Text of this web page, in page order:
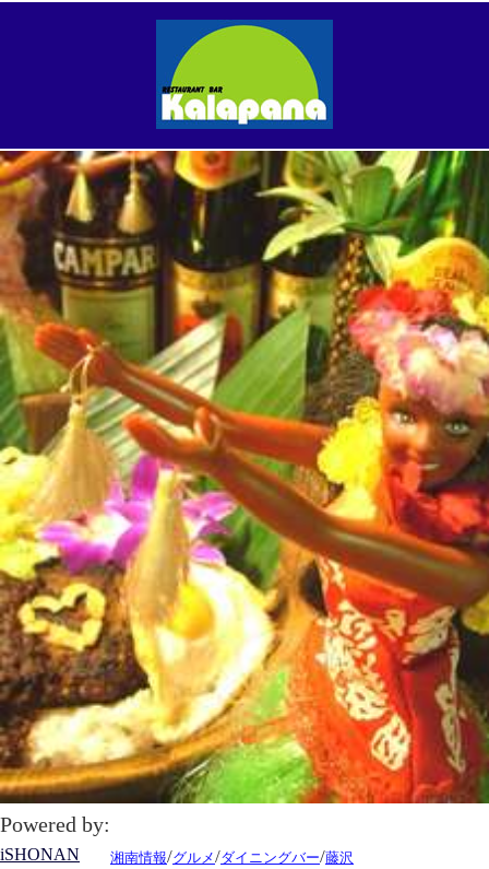
Powered by:
iSHONAN 湘南情報/グルメ/ダイニングバー/藤沢